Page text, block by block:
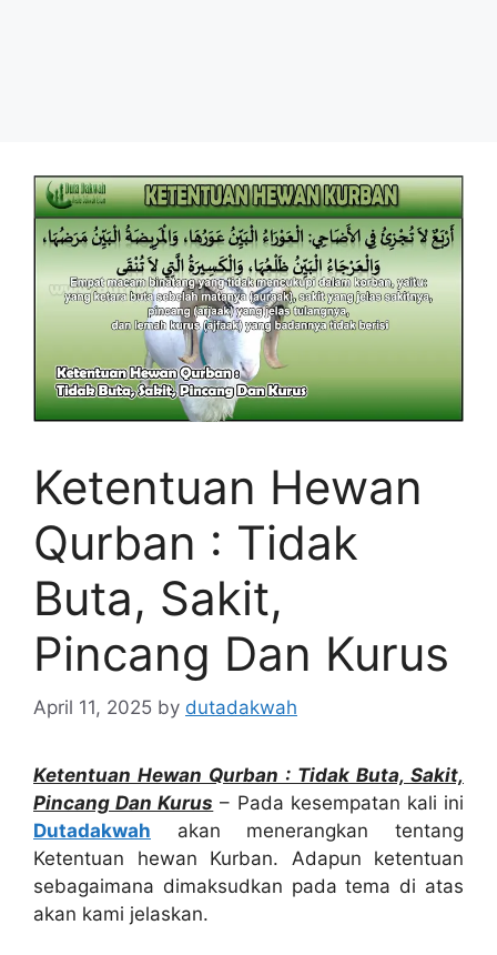
Ketentuan Hewan
Qurban : Tidak
Buta, Sakit,
Pincang Dan Kurus
April 11, 2025 by dutadakwah
Ketentuan Hewan Qurban : Tidak Buta, Sakit,
Pincang Dan Kurus – Pada kesempatan kali ini
Dutadakwah akan menerangkan tentang
Ketentuan hewan Kurban. Adapun ketentuan
sebagaimana dimaksudkan pada tema di atas
akan kami jelaskan.